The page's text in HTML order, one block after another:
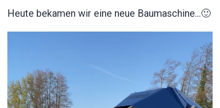
Heute bekamen wir eine neue Baumaschine…🙂